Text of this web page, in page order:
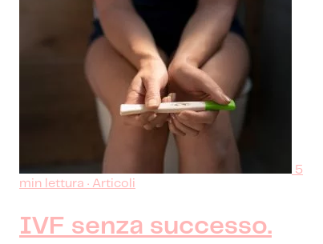
5
min lettura · Articoli
IVF senza successo.